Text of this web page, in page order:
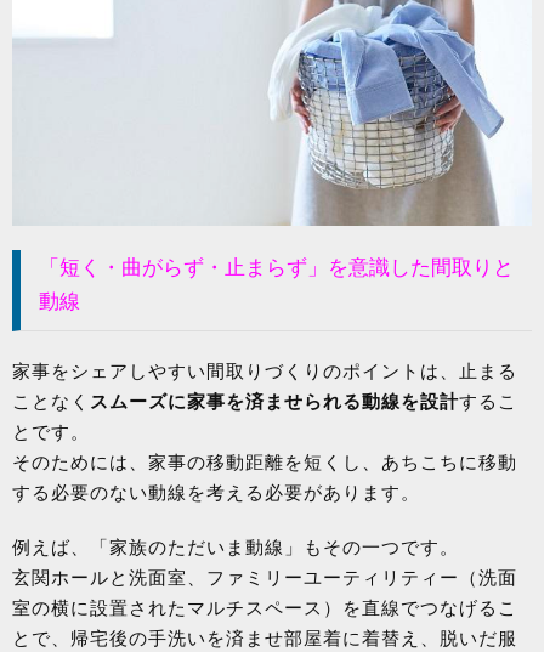
「短く・曲がらず・止まらず」を意識した間取りと
動線
家事をシェアしやすい間取りづくりのポイントは、止まる
ことなく スムーズに家事を済ませられる動線を設計するこ
とです。
そのためには、家事の移動距離を短くし、あちこちに移動
する必要のない動線を考える必要があります。
例えば、「家族のただいま動線」もその一つです。
玄関ホールと洗面室、ファミリーユーティリティー（洗面
室の横に設置されたマルチスペース）を直線でつなげるこ
とで、帰宅後の手洗いを済ませ部屋着に着替え、脱いだ服